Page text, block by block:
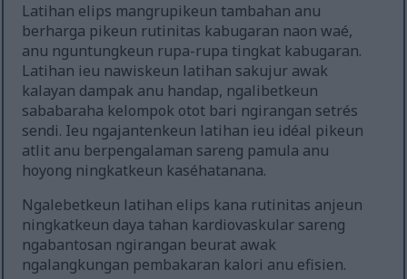
Latihan elips mangrupikeun tambahan anu
berharga pikeun rutinitas kabugaran naon waé,
anu nguntungkeun rupa-rupa tingkat kabugaran.
Latihan ieu nawiskeun latihan sakujur awak
kalayan dampak anu handap, ngalibetkeun
sababaraha kelompok otot bari ngirangan setrés
sendi. Ieu ngajantenkeun latihan ieu idéal pikeun
atlit anu berpengalaman sareng pamula anu
hoyong ningkatkeun kaséhatanana.
Ngalebetkeun latihan elips kana rutinitas anjeun
ningkatkeun daya tahan kardiovaskular sareng
ngabantosan ngirangan beurat awak
ngalangkungan pembakaran kalori anu efisien.